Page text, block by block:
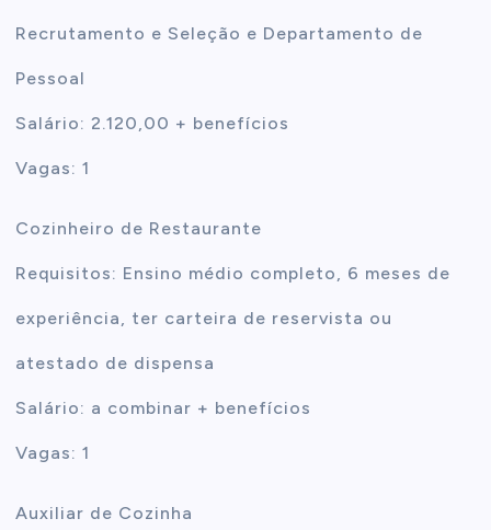
Recrutamento e Seleção e Departamento de
Pessoal
Salário: 2.120,00 + benefícios
Vagas: 1
Cozinheiro de Restaurante
Requisitos: Ensino médio completo, 6 meses de
experiência, ter carteira de reservista ou
atestado de dispensa
Salário: a combinar + benefícios
Vagas: 1
Auxiliar de Cozinha